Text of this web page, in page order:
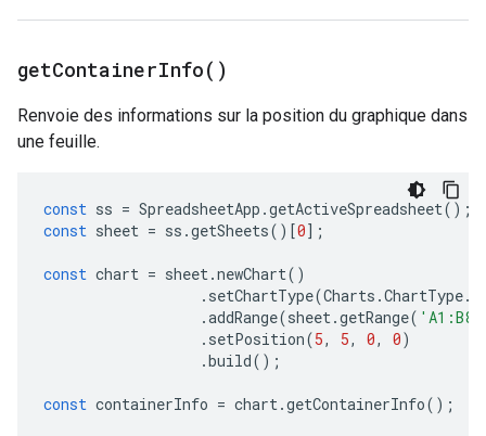
getContainerInfo( )
Renvoie des informations sur la position du graphique dans
une feuille.
const ss = SpreadsheetApp .getActiveSpreadsheet();
const sheet = ss .getSheets()[0];
const chart = sheet.newChart()
. setChartType(Charts .ChartType.
.addRange(sheet.getRange( 'A1:B8'
. setPosition(5, 5, 0, 0)
.build();
const containerInfo = chart.getContainerInfo();